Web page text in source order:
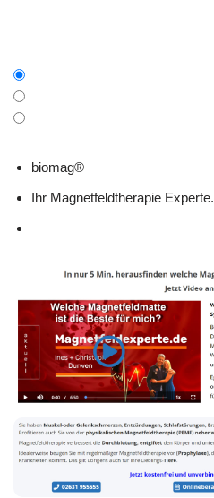
biomag®
Ihr Magnetfeldtherapie Experte.